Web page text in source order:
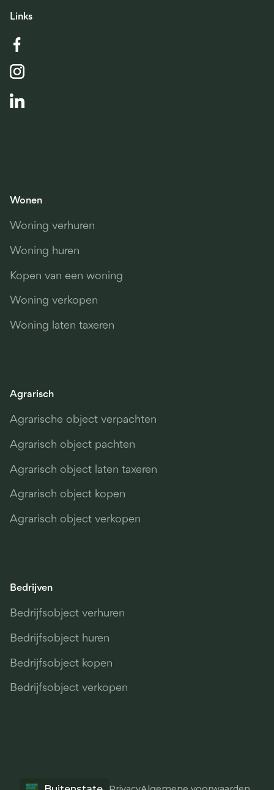
Links
Wonen
Woning verhuren
Woning huren
Kopen van een woning
Woning verkopen
Woning laten taxeren
Agrarisch
Agrarische object verpachten
Agrarisch object pachten
Agrarisch object laten taxeren
Agrarisch object kopen
Agrarisch object verkopen
Bedrijven
Bedrijfsobject verhuren
Bedrijfsobject huren
Bedrijfsobject kopen
Bedrijfsobject verkopen